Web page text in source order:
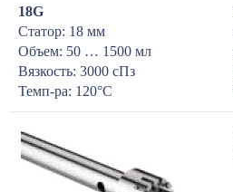
18G
Статор: 18 мм
Объем: 50 … 1500 мл
Вязкость: 3000 сПз
Темп-ра: 120°С